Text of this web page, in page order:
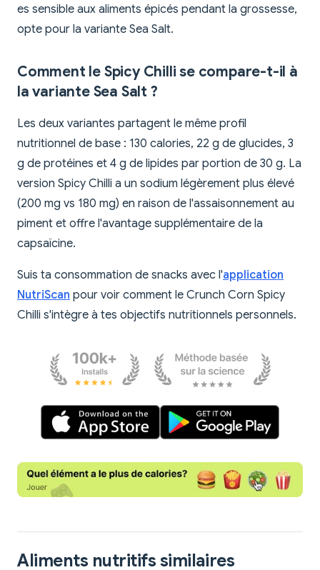
es sensible aux aliments épicés pendant la grossesse,
opte pour la variante Sea Salt.
Comment le Spicy Chilli se compare-t-il à
la variante Sea Salt ?
Les deux variantes partagent le même profil
nutritionnel de base : 130 calories, 22 g de glucides, 3
g de protéines et 4 g de lipides par portion de 30 g. La
version Spicy Chilli a un sodium légèrement plus élevé
(200 mg vs 180 mg) en raison de l'assaisonnement au
piment et offre l'avantage supplémentaire de la
capsaïcine.
Suis ta consommation de snacks avec l'application
NutriScan pour voir comment le Crunch Corn Spicy
Chilli s'intègre à tes objectifs nutritionnels personnels.
Aliments nutritifs similaires